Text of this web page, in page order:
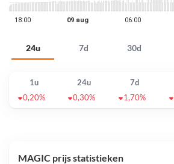
24u 7d 30d
1u 24u 7d
0,20%
0,30% 1,70%
MAGIC prijs statistieken